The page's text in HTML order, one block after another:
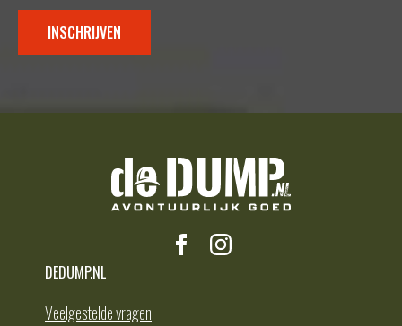
INSCHRIJVEN
DEDUMP.NL
Veelgestelde vragen